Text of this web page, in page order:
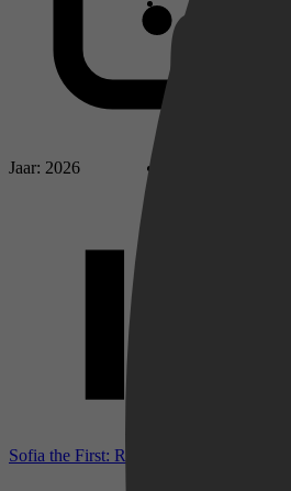
Jaar: 2026
Sofia the First: Royal Magic bij IMDb